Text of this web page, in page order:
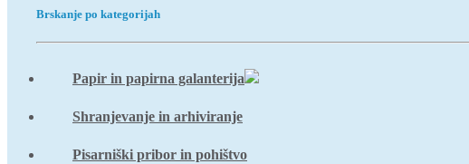
Brskanje po kategorijah
Papir in papirna galanterija
Shranjevanje in arhiviranje
Pisarniški pribor in pohištvo